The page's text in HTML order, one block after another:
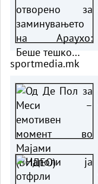
sportmedia.mk